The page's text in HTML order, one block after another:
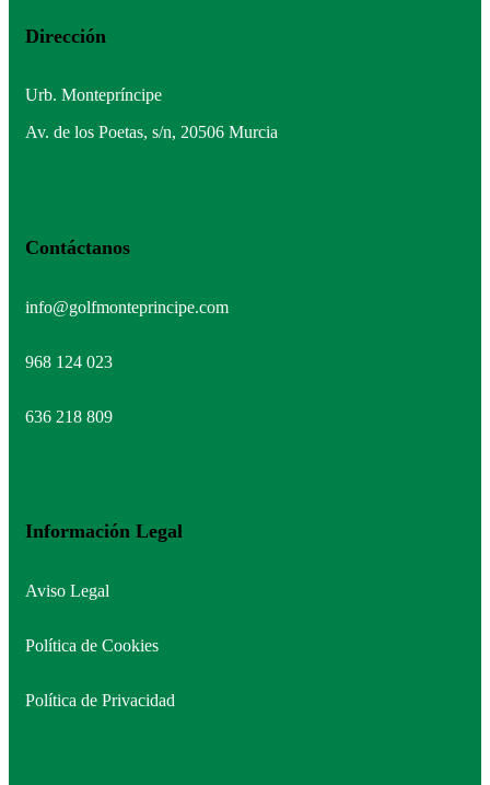
Dirección
Urb. Montepríncipe
Av. de los Poetas, s/n, 20506 Murcia
Contáctanos
info@golfmonteprincipe.com
968 124 023
636 218 809
Información Legal
Aviso Legal
Política de Cookies
Política de Privacidad